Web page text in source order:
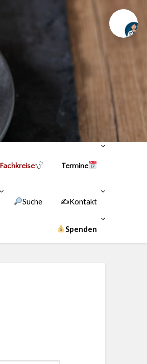
Fachkreise Termine
Suche ✍Kontakt
Spenden
Chat